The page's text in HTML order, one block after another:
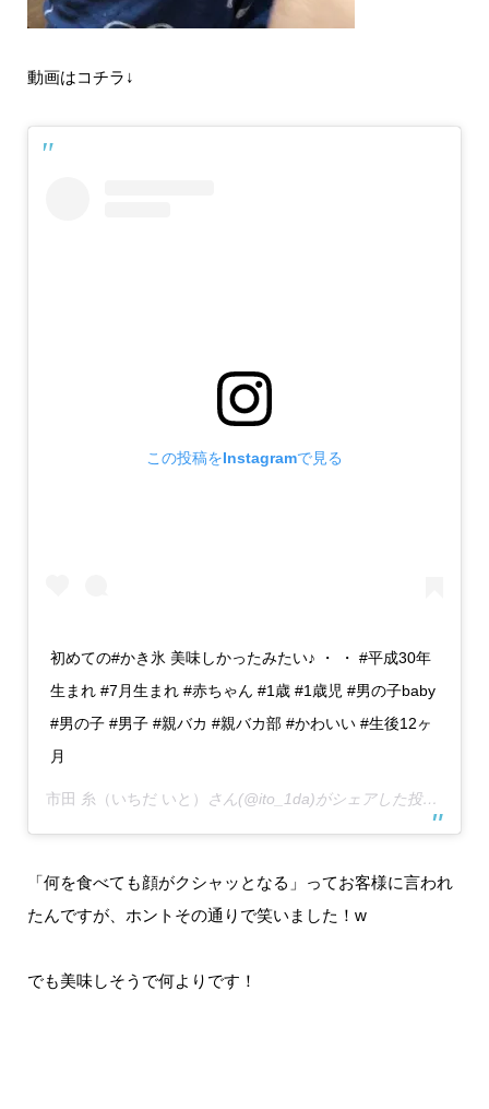
動画はコチラ↓
この投稿をInstagramで見る
初めての#かき氷 美味しかったみたい♪ ・ ・ #平成30年
生まれ #7月生まれ #赤ちゃん #1歳 #1歳児 #男の子baby
#男の子 #男子 #親バカ #親バカ部 #かわいい #生後12ヶ
月
市田 糸（いちだ いと） さん(@ito_1da)がシェアした投稿 –
「何を食べても顔がクシャッとなる」ってお客様に言われ
たんですが、ホントその通りで笑いました！w
でも美味しそうで何よりです！